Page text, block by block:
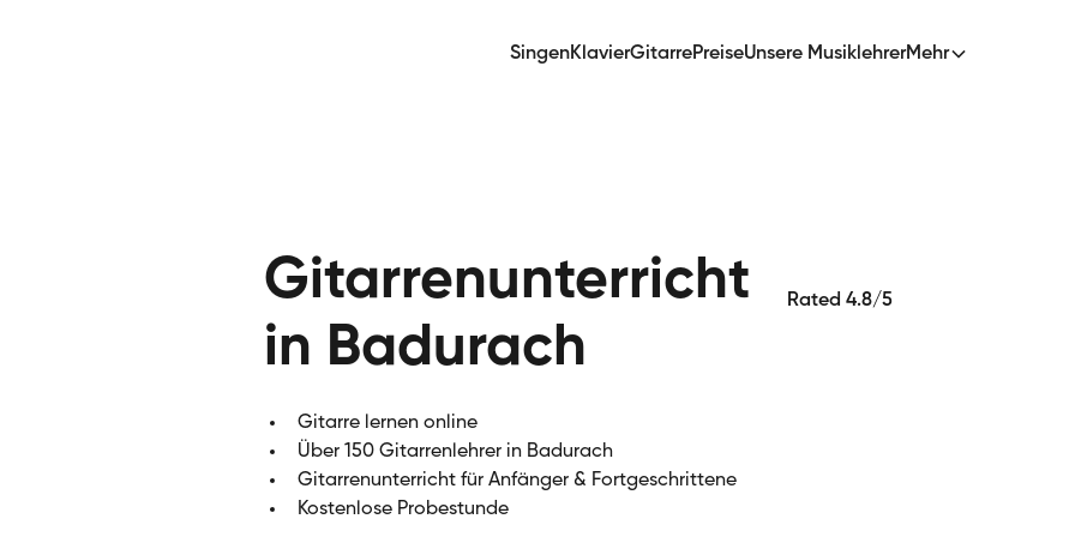
SingenKlavierGitarrePreiseUnsere MusiklehrerMehr
Gitarrenunterricht
in Badurach
Gitarre lernen online
Über 150 Gitarrenlehrer in Badurach
Gitarrenunterricht für Anfänger & Fortgeschrittene
Kostenlose Probestunde
Rated 4.8/5